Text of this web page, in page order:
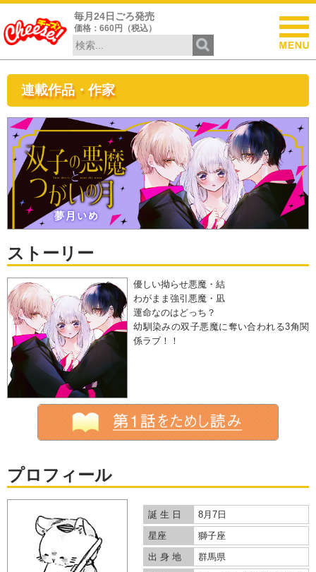
毎月24日ごろ発売
価格：660円（税込）
連載作品・作家
ストーリー
優しい拗らせ悪魔・結
わがまま強引悪魔・凪
運命なのはどっち？
幼馴染みの双子悪魔に奪い合われる3角関
係ラブ！！
プロフィール
誕 生 日
8月7日
星座
獅子座
出 身 地
群馬県